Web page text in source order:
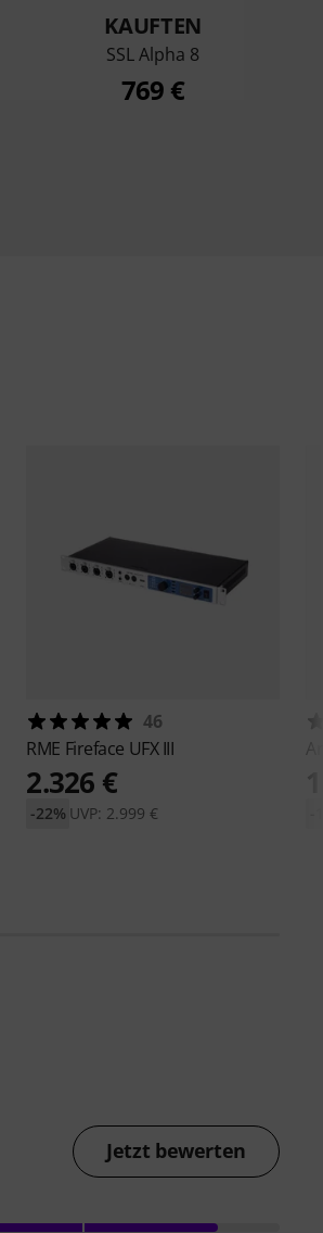
KAUFTEN
SSL Alpha 8
769 €
46
RME Fireface UFX III
2.326 €
UVP: 2.999 €
-22%
Jetzt bewerten